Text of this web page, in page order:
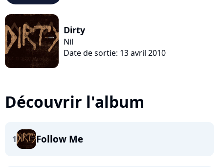
Dirty
Nil
Date de sortie: 13 avril 2010
Découvrir l'album
1 Follow Me